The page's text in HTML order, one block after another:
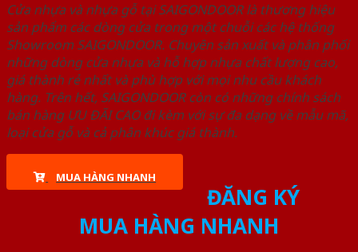
Cửa nhựa và nhựa gỗ tại SAIGONDOOR là thương hiệu
sản phẩm các dòng cửa trong một chuỗi các hệ thống
Showroom SAIGONDOOR. Chuyên sản xuất và phân phối
những dòng cửa nhựa và hỗ hợp nhựa chất lượng cao,
giá thành rẻ nhất và phù hợp với mọi nhu cầu khách
hàng. Trên hết, SAIGONDOOR còn có những chính sách
bán hàng ƯU ĐÃI CAO đi kèm với sự đa dạng về mẫu mã,
loại cửa gỗ và cả phân khúc giá thành.
MUA HÀNG NHANH
ĐĂNG KÝ
MUA HÀNG NHANH